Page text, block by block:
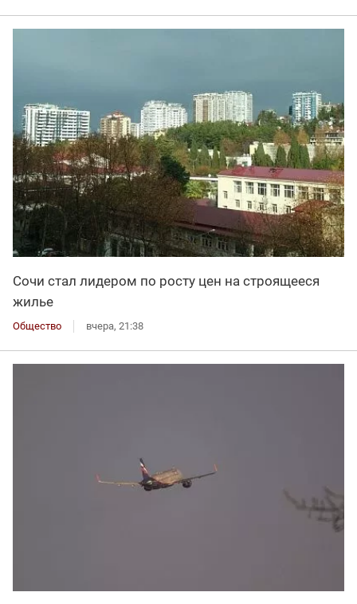
Сочи стал лидером по росту цен на строящееся
жилье
Общество вчера, 21:38